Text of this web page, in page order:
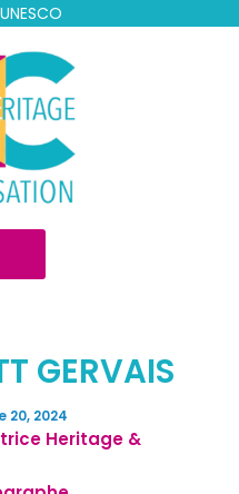
GERVAIS
20, 2024
Heritage &